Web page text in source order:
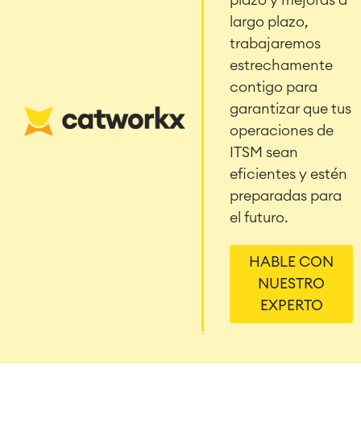
largo plazo,
trabajaremos
estrechamente
contigo para
garantizar que tus
operaciones de
ITSM sean
eficientes y estén
preparadas para
el futuro.
HABLE CON
NUESTRO
EXPERTO